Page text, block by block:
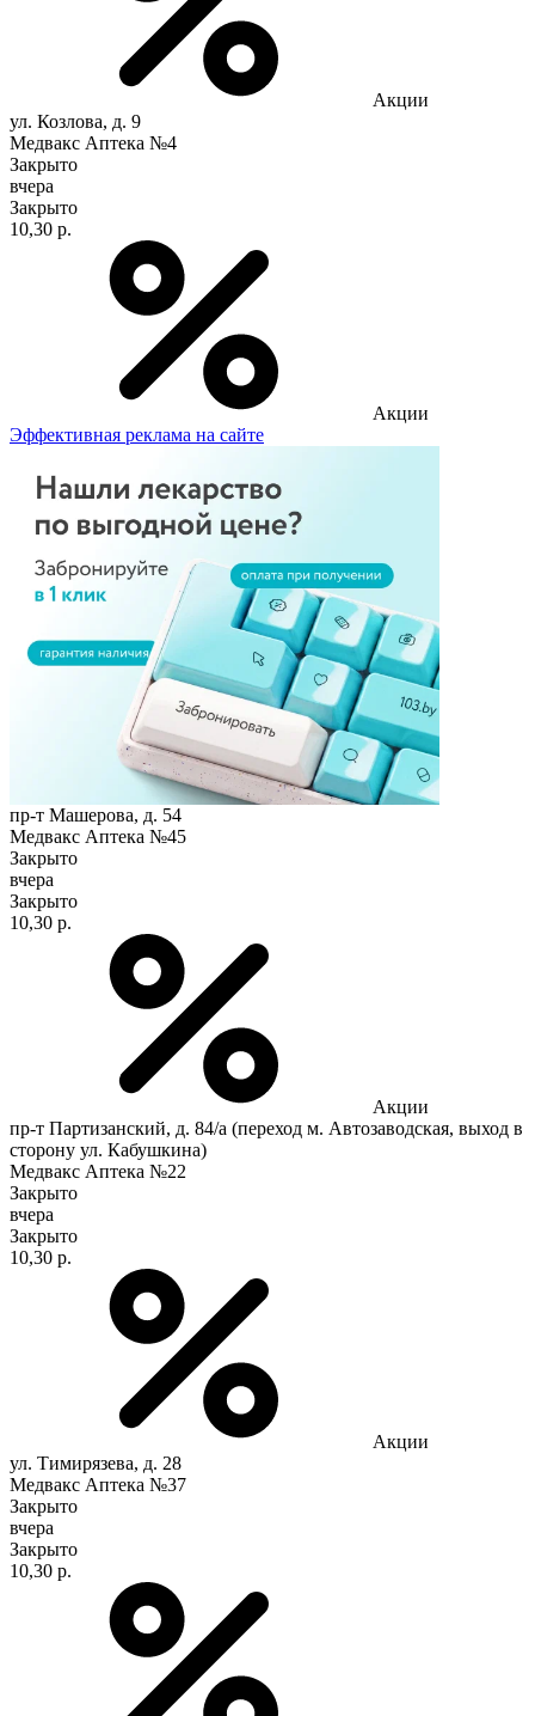
Акции
ул. Козлова, д. 9
Медвакс Аптека №4
Закрыто
вчера
Закрыто
10,30 р.
Акции
Эффективная реклама на сайте
пр-т Машерова, д. 54
Медвакс Аптека №45
Закрыто
вчера
Закрыто
10,30 р.
Акции
пр-т Партизанский, д. 84/а (переход м. Автозаводская, выход в
сторону ул. Кабушкина)
Медвакс Аптека №22
Закрыто
вчера
Закрыто
10,30 р.
Акции
ул. Тимирязева, д. 28
Медвакс Аптека №37
Закрыто
вчера
Закрыто
10,30 р.